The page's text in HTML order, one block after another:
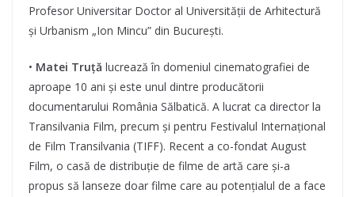
Profesor Universitar Doctor al Universității de Arhitectură
și Urbanism „Ion Mincu” din București.
• Matei Truță lucrează în domeniul cinematografiei de
aproape 10 ani și este unul dintre producătorii
documentarului România Sălbatică. A lucrat ca director la
Transilvania Film, precum și pentru Festivalul Internațional
de Film Transilvania (TIFF). Recent a co-fondat August
Film, o casă de distribuție de filme de artă care și-a
propus să lanseze doar filme care au potențialul de a face